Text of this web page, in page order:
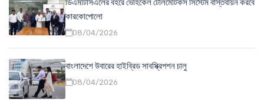
ডিএমটিসিএলের বহরে ভেহিকেল টেলিমেটিকস সিস্টেম বাস্তবায়ন করবে
কারকোপোলো
08/04/2026
বাংলাদেশে উবারের হাইব্রিড সাবস্ক্রিপশন চালু
08/04/2026